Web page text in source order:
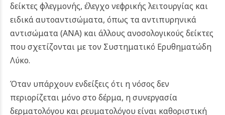
δείκτες φλεγμονής, έλεγχο νεφρικής λειτουργίας και
ειδικά αυτοαντισώματα, όπως τα αντιπυρηνικά
αντισώματα (ANA) και άλλους ανοσολογικούς δείκτες
που σχετίζονται με τον Συστηματικό Ερυθηματώδη
Λύκο.
Όταν υπάρχουν ενδείξεις ότι η νόσος δεν
περιορίζεται μόνο στο δέρμα, η συνεργασία
δερματολόγου και ρευματολόγου είναι καθοριστική